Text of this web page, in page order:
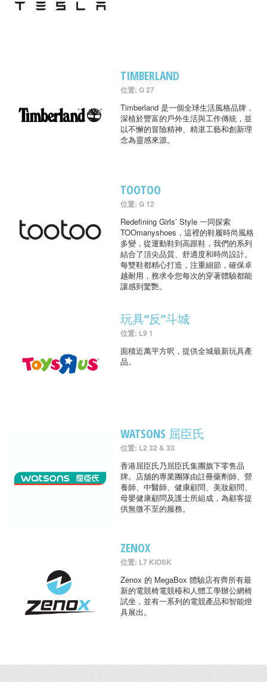
TIMBERLAND
位置: G 27
Timberland 是一個全球生活風格品牌，
深植於豐富的戶外生活與工作傳統，並
以不懈的冒險精神、精湛工藝和創新理
念為靈感來源。
TOOTOO
位置: G 12
Redefining Girls’ Style 一同探索
TOOmanyshoes，這裡的鞋履時尚風格
多變，從運動鞋到高跟鞋，我們的系列
結合了頂尖品質、舒適度和時尚設計。
每雙鞋都精心打造，注重細節，確保卓
越耐用，務求令您每次的穿著體驗都能
讓感到驚艷。
玩具“反”斗城
位置: L9 1
面積近萬平方呎，提供全城最新玩具產
品。
WATSONS 屈臣氏
位置: L2 32 & 33
香港屈臣氏乃屈臣氏集團旗下零售品
牌。店舖的專業團隊由註冊藥劑師、營
養師、中醫師、健康顧問、美妝顧問、
母嬰健康顧問及護士所組成，為顧客提
供無微不至的服務。
ZENOX
位置: L7 KIOSK
Zenox 的 MegaBox 體驗店有齊所有最
新的電競椅電競檯和人體工學辦公網椅
試坐，並有一系列的電競產品和智能燈
具展出。